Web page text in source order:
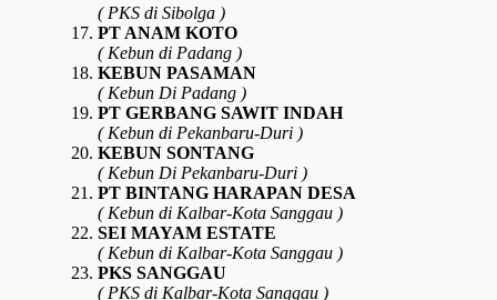
( PKS di Sibolga )
PT ANAM KOTO
( Kebun di Padang )
KEBUN PASAMAN
( Kebun Di Padang )
PT GERBANG SAWIT INDAH
( Kebun di Pekanbaru-Duri )
KEBUN SONTANG
( Kebun Di Pekanbaru-Duri )
PT BINTANG HARAPAN DESA
( Kebun di Kalbar-Kota Sanggau )
SEI MAYAM ESTATE
( Kebun di Kalbar-Kota Sanggau )
PKS SANGGAU
( PKS di Kalbar-Kota Sanggau )